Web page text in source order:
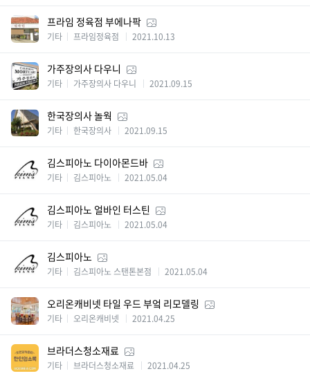
프라임 정육점 부에나팍
기타 프라임정육점 2021.10.13
가주장의사 다우니
기타 가주장의사 다우니 2021.09.15
한국장의사 놀웍
기타 한국장의사 2021.09.15
김스피아노 다이아몬드바
기타 김스피아노 2021.05.04
김스피아노 얼바인 터스틴
기타 김스피아노 2021.05.04
김스피아노
기타 김스피아노 스탠톤본점 2021.05.04
오리온캐비넷 타일 우드 부엌 리모델링
기타 오리온캐비넷 2021.04.25
브라더스청소재료
기타 브라더스청소재료 2021.04.25